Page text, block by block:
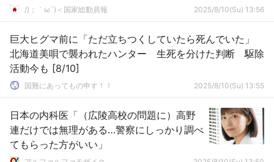
軍「他国艦船に警告射撃(極めて異例」→
/)；｀ω´)＜国家総動員報 2025/8/10(Su) 13:56
巨大ヒグマ前に「ただ立ちつくしていたら死んでいた」
北海道美唄で襲われたハンター 生死を分けた判断 駆除
活動今も [8/10]
国難にあってもの申す！！ 2025/8/10(Su) 13:55
日本の内科医「（広陵高校の問題に）高野
連だけでは無理がある…警察にしっかり調べ
てもらった方がいい」